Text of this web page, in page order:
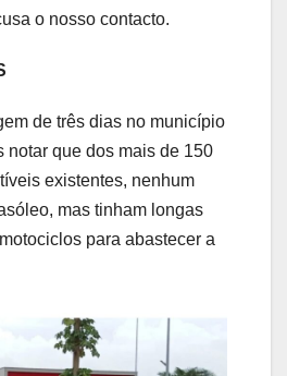
o nosso contacto.
de três dias no município
notar que dos mais de 150
existentes, nenhum
mas tinham longas
para abastecer a